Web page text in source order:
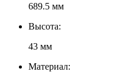
689.5 мм
Высота:
43 мм
Материал: